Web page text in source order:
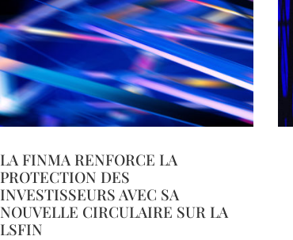
LA FINMA RENFORCE LA
PROTECTION DES
INVESTISSEURS AVEC SA
NOUVELLE CIRCULAIRE SUR LA
LSFIN